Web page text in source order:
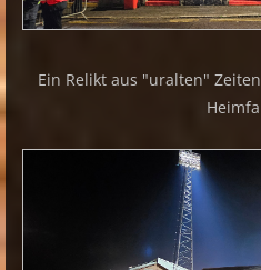
Ein Relikt aus "uralten"